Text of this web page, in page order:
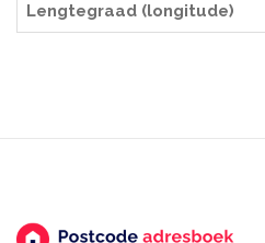
Lengtegraad (longitude)